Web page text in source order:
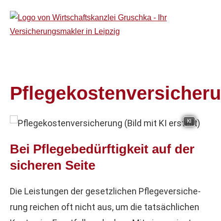
KI
Bei Pflegebedürftigkeit auf der
sicheren Seite
Die Leistungen der gesetzlichen Pflege­ver­si­che­
rung reichen oft nicht aus, um die tatsächlichen